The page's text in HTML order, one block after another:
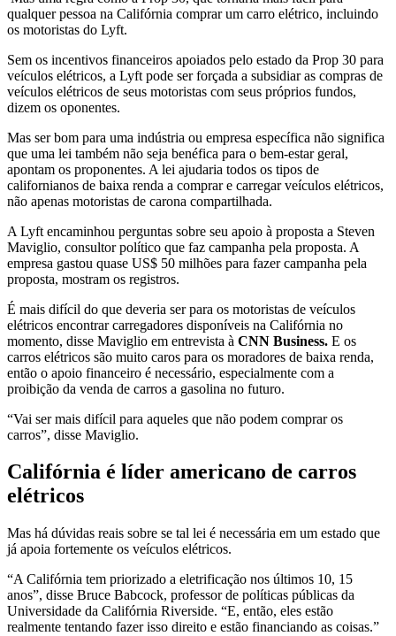
qualquer pessoa na Califórnia comprar um carro elétrico, incluindo
os motoristas do Lyft.
Sem os incentivos financeiros apoiados pelo estado da Prop 30 para
veículos elétricos, a Lyft pode ser forçada a subsidiar as compras de
veículos elétricos de seus motoristas com seus próprios fundos,
dizem os oponentes.
Mas ser bom para uma indústria ou empresa específica não significa
que uma lei também não seja benéfica para o bem-estar geral,
apontam os proponentes. A lei ajudaria todos os tipos de
californianos de baixa renda a comprar e carregar veículos elétricos,
não apenas motoristas de carona compartilhada.
A Lyft encaminhou perguntas sobre seu apoio à proposta a Steven
Maviglio, consultor político que faz campanha pela proposta. A
empresa gastou quase US$ 50 milhões para fazer campanha pela
proposta, mostram os registros.
É mais difícil do que deveria ser para os motoristas de veículos
elétricos encontrar carregadores disponíveis na Califórnia no
momento, disse Maviglio em entrevista à CNN Business. E os
carros elétricos são muito caros para os moradores de baixa renda,
então o apoio financeiro é necessário, especialmente com a
proibição da venda de carros a gasolina no futuro.
“Vai ser mais difícil para aqueles que não podem comprar os
carros”, disse Maviglio.
Califórnia é líder americano de carros
elétricos
Mas há dúvidas reais sobre se tal lei é necessária em um estado que
já apoia fortemente os veículos elétricos.
“A Califórnia tem priorizado a eletrificação nos últimos 10, 15
anos”, disse Bruce Babcock, professor de políticas públicas da
Universidade da Califórnia Riverside. “E, então, eles estão
realmente tentando fazer isso direito e estão financiando as coisas.”